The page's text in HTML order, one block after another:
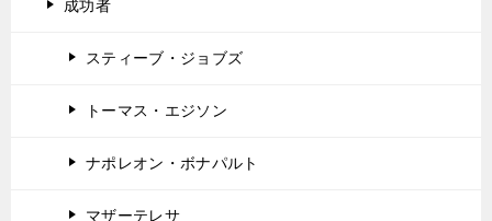
成功者
スティーブ・ジョブズ
トーマス・エジソン
ナポレオン・ボナパルト
マザーテレサ